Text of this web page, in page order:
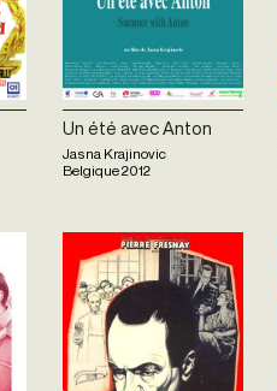
Un été avec Anton
Jasna Krajinovic
Belgique2012